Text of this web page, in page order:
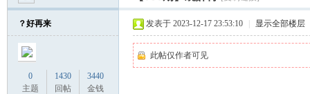
？好再来
0
主题
1430
回帖
3440
金钱
发表于 2023-12-17 23:53:10 显示全部楼层
此帖仅作者可见